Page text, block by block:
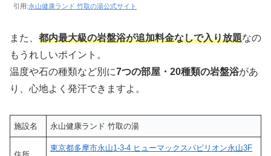
引用:永山健康ランド 竹取の湯公式サイト
また、 都内最大級の岩盤浴が追加料金なしで入り放題なの
もうれしいポイント。
温度や石の種類など別に7つの部屋・20種類の岩盤浴があ
り、心地よく発汗できますよ。
施設名 永山健康ランド 竹取の湯
東京都多摩市永山1-3-4 ヒューマックスパビリオン永山3F